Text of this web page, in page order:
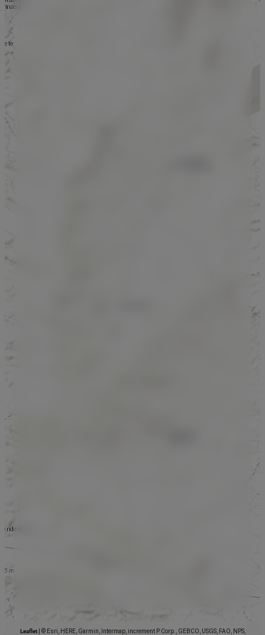
Leaflet
© Esri, HERE, Garmin, Intermap, increment P Corp., GEBCO, USGS, FAO, NPS,